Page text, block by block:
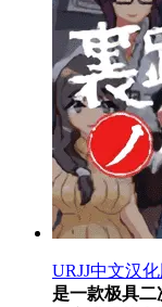
URJJ中文汉化
是一款极具二